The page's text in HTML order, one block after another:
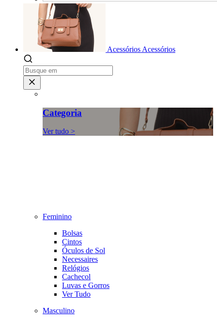
Acessórios Acessórios
Categoria
Ver tudo >
Feminino
Bolsas
Cintos
Óculos de Sol
Necessaires
Relógios
Cachecol
Luvas e Gorros
Ver Tudo
Masculino